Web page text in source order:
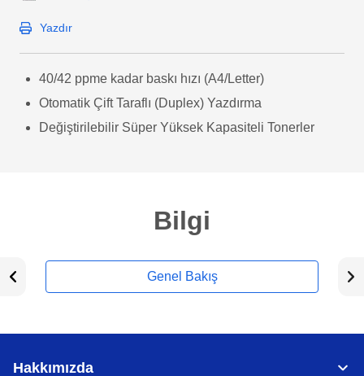
Yazdır
40/42 ppme kadar baskı hızı (A4/Letter)
Otomatik Çift Taraflı (Duplex) Yazdırma
Değiştirilebilir Süper Yüksek Kapasiteli Tonerler
Bilgi
Genel Bakış
Hakkımızda